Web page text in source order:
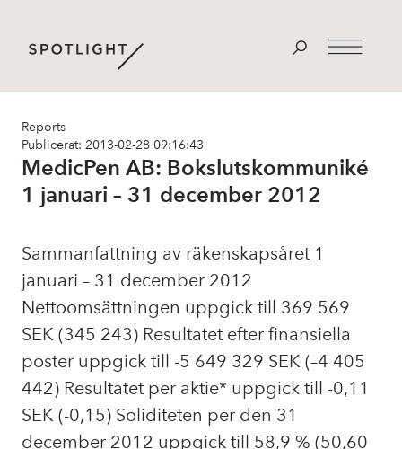
Reports
Publicerat: 2013-02-28 09:16:43
MedicPen AB: Bokslutskommuniké
1 januari – 31 december 2012
Sammanfattning av räkenskapsåret 1
januari – 31 december 2012
Nettoomsättningen uppgick till 369 569
SEK (345 243) Resultatet efter finansiella
poster uppgick till -5 649 329 SEK (–4 405
442) Resultatet per aktie* uppgick till -0,11
SEK (-0,15) Soliditeten per den 31
december 2012 uppgick till 58,9 % (50,60